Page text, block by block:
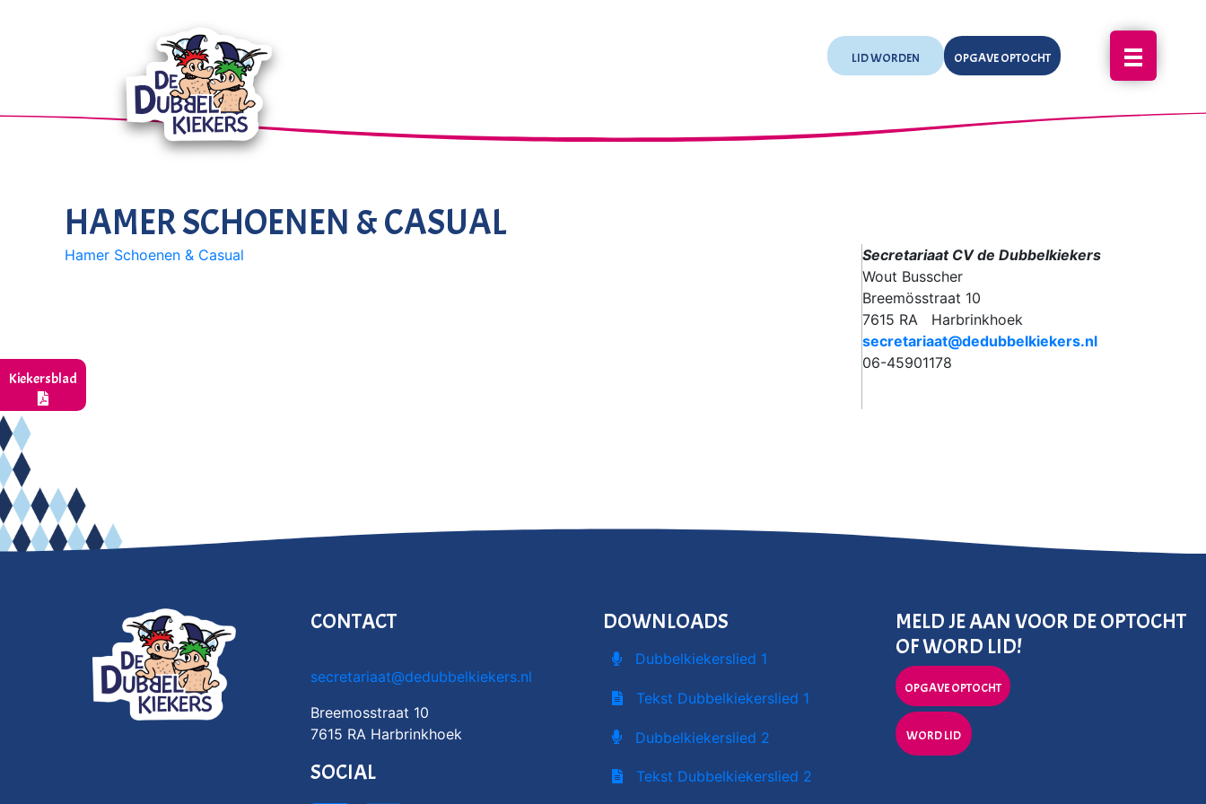
LID WORDEN OPGAVE OPTOCHT
HAMER SCHOENEN & CASUAL
Hamer Schoenen & Casual
Secretariaat CV de Dubbelkiekers
Wout Busscher
Breemösstraat 10
7615 RA Harbrinkhoek
secretariaat@dedubbelkiekers.nl
06-45901178
CONTACT
secretariaat@dedubbelkiekers.nl
Breemosstraat 10
7615 RA Harbrinkhoek
SOCIAL
DOWNLOADS
Dubbelkiekerslied 1
Tekst Dubbelkiekerslied 1
Dubbelkiekerslied 2
Tekst Dubbelkiekerslied 2
MELD JE AAN VOOR DE OPTOCHT
OF WORD LID!
OPGAVE OPTOCHT
WORD LID
Kiekersblad